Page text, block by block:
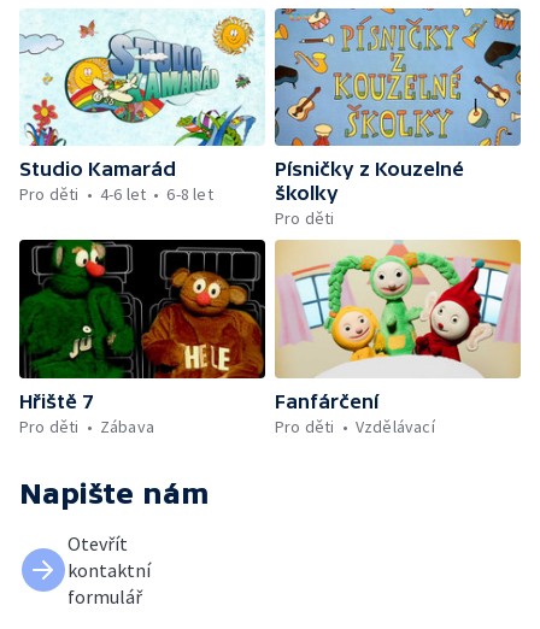
Studio Kamarád
Pro děti
4-6 let 6-8 let
Písničky z Kouzelné
školky
Pro děti
Hřiště 7
Pro děti
Zábava
Fanfárčení
Pro děti
Vzdělávací
Napište nám
Otevřít
kontaktní
formulář